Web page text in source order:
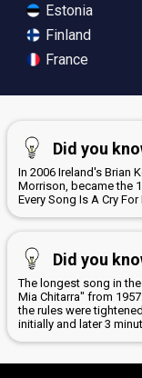
Estonia
Finland
France
Did you
In 2006 Ireland's Brian
Morrison, became the
Every Song Is A Cry
Did you
The longest song in
Mia Chitarra" from
the rules were
initially and later 3